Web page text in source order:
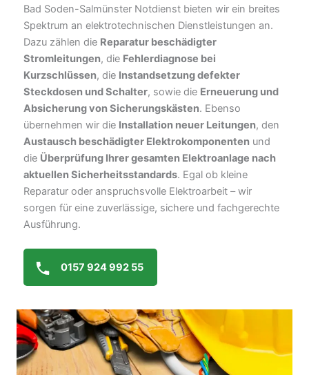
Bad Soden-Salmünster Notdienst bieten wir ein breites
Spektrum an elektrotechnischen Dienstleistungen an.
Dazu zählen die Reparatur beschädigter
Stromleitungen, die Fehlerdiagnose bei
Kurzschlüssen, die Instandsetzung defekter
Steckdosen und Schalter, sowie die Erneuerung und
Absicherung von Sicherungskästen. Ebenso
übernehmen wir die Installation neuer Leitungen, den
Austausch beschädigter Elektrokomponenten und
die Überprüfung Ihrer gesamten Elektroanlage nach
aktuellen Sicherheitsstandards. Egal ob kleine
Reparatur oder anspruchsvolle Elektroarbeit – wir
sorgen für eine zuverlässige, sichere und fachgerechte
Ausführung.
0157 924 992 55